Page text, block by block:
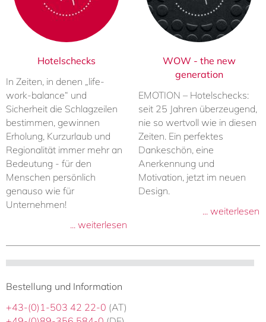
Hotelschecks
In Zeiten, in denen „life-
work-balance“ und
Sicherheit die Schlagzeilen
bestimmen, gewinnen
Erholung, Kurzurlaub und
Regionalität immer mehr an
Bedeutung - für den
Menschen persönlich
genauso wie für
Unternehmen!
... weiterlesen
WOW - the new
generation
EMOTION – Hotelschecks:
seit 25 Jahren überzeugend,
nie so wertvoll wie in diesen
Zeiten. Ein perfektes
Dankeschön, eine
Anerkennung und
Motivation, jetzt im neuen
Design.
... weiterlesen
Bestellung und Information
+43-(0)1-503 42 22-0 (AT)